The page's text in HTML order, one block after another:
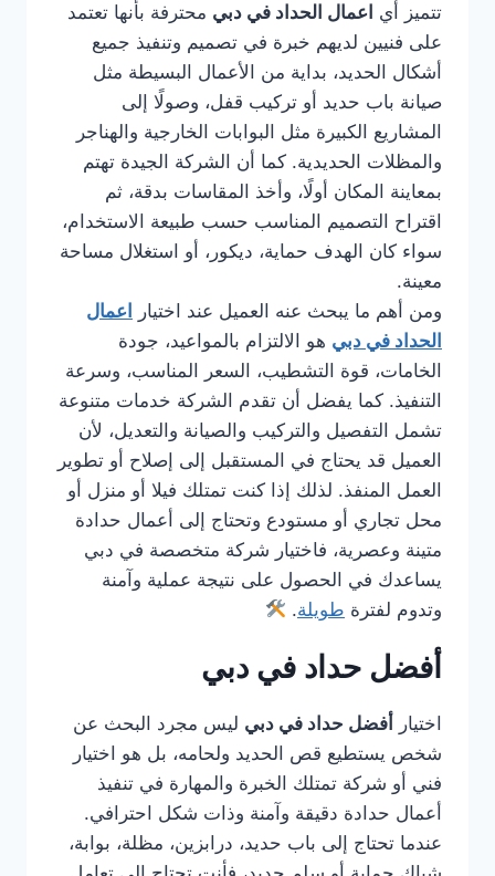
تتميز أي اعمال الحداد في دبي محترفة بأنها تعتمد
على فنيين لديهم خبرة في تصميم وتنفيذ جميع
أشكال الحديد، بداية من الأعمال البسيطة مثل
صيانة باب حديد أو تركيب قفل، وصولًا إلى
المشاريع الكبيرة مثل البوابات الخارجية والهناجر
والمظلات الحديدية. كما أن الشركة الجيدة تهتم
بمعاينة المكان أولًا، وأخذ المقاسات بدقة، ثم
اقتراح التصميم المناسب حسب طبيعة الاستخدام،
سواء كان الهدف حماية، ديكور، أو استغلال مساحة
معينة.
ومن أهم ما يبحث عنه العميل عند اختيار
اعمال
الحداد في دبي هو الالتزام بالمواعيد، جودة
الخامات، قوة التشطيب، السعر المناسب، وسرعة
التنفيذ. كما يفضل أن تقدم الشركة خدمات متنوعة
تشمل التفصيل والتركيب والصيانة والتعديل، لأن
العميل قد يحتاج في المستقبل إلى إصلاح أو تطوير
العمل المنفذ. لذلك إذا كنت تمتلك فيلا أو منزل أو
محل تجاري أو مستودع وتحتاج إلى أعمال حدادة
متينة وعصرية، فاختيار شركة متخصصة في دبي
يساعدك في الحصول على نتيجة عملية وآمنة
وتدوم لفترة طويلة.
أفضل حداد في دبي
اختيار أفضل حداد في دبي ليس مجرد البحث عن
شخص يستطيع قص الحديد ولحامه، بل هو اختيار
فني أو شركة تمتلك الخبرة والمهارة في تنفيذ
أعمال حدادة دقيقة وآمنة وذات شكل احترافي.
عندما تحتاج إلى باب حديد، درابزين، مظلة، بوابة،